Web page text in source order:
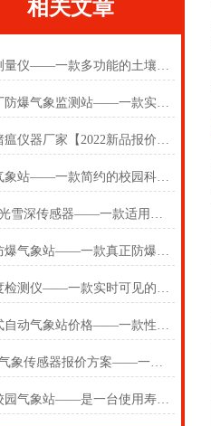
相关文章
土壤测量仪——一款多功能的土壤五参数测定仪2025(万象推送)
石化厂防爆气象监测站——一款实打实的防爆小型气象站系统#2023已更新
非洲猪瘟仪器厂家【2022新品报价】#小寒新闻
校园气象站——一款简约的校园科普气象站2025(万象推送)
3米激光雪深传感器——一款适用的激光雪深传感器2025(万象推送)
罐区防爆气象站——一款真正防爆的一体化防爆气象仪
能见度检测仪——一款实时可见的能见度仪器2024(万象推送)
便携式自动气象站价格——一款性价比高的可搬移自动气象站#2023已更新
5参数气象传感器报价方案——一款准确度高的多功能气象传感器
示范校园气象站——是一台使用寿命长的中学校园气象站